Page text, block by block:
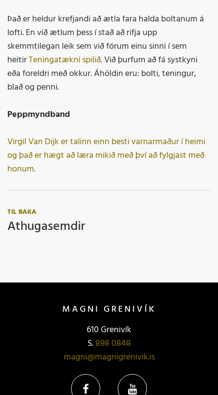
Það er heldur krefjandi að ætla fara halda boltanum á
lofti. En við ætlum þess í stað að rifja upp
skemmtilegan leik sem við fórum einu sinni í sem
heitirTeningatækni spilið. Við þurfum að fá systkyni
eða foreldri með okkur. Áhöldin eru: bolti, teningur,
blað og penni.
Peppmyndband
Virgil Van Dijk er talinn einn besti varnarmaður í heimi
og það er hægt að læra mikið með því að fylgjast með
honum.
TIL BAKA
Athugasemdir
MAGNI GRENIVÍK
610 Grenivík
S.898 0848
magni@magnigrenivik.is